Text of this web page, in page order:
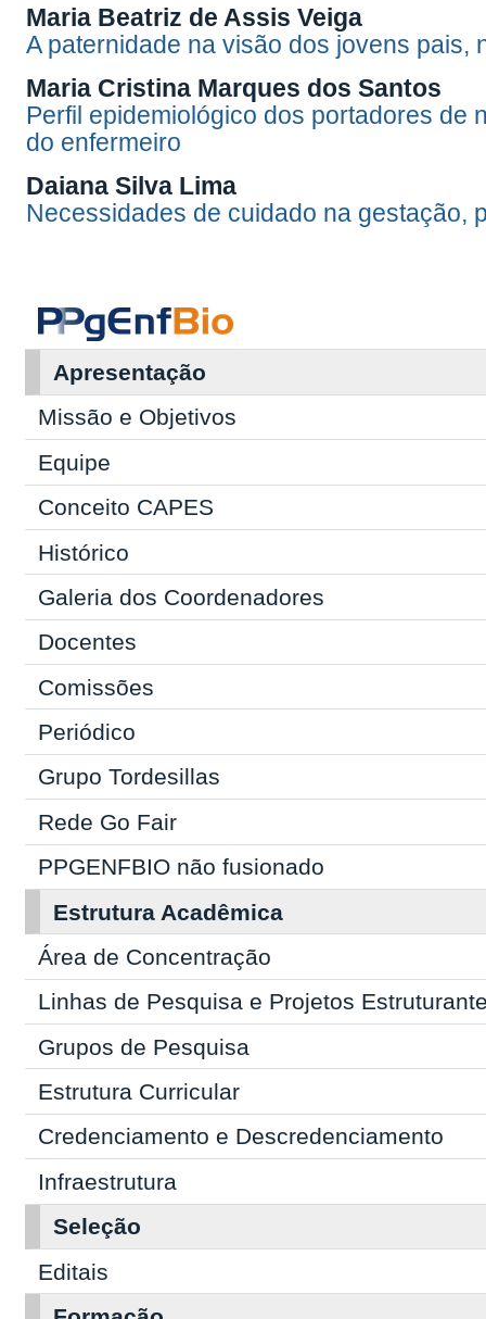
Maria Beatriz de Assis Veiga
A paternidade na visão dos jovens pais,
Maria Cristina Marques dos Santos
Perfil epidemiológico dos portadores de
do enfermeiro
Daiana Silva Lima
Necessidades de cuidado na gestação,
Apresentação
Missão e Objetivos
Equipe
Conceito CAPES
Histórico
Galeria dos Coordenadores
Docentes
Comissões
Periódico
Grupo Tordesillas
Rede Go Fair
PPGENFBIO não fusionado
Estrutura Acadêmica
Área de Concentração
Linhas de Pesquisa e Projetos
Grupos de Pesquisa
Estrutura Curricular
Credenciamento e Descredenciamento
Infraestrutura
Seleção
Editais